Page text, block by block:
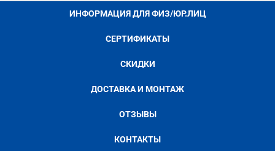
ИНФОРМАЦИЯ ДЛЯ ФИЗ/ЮР.ЛИЦ
СЕРТИФИКАТЫ
СКИДКИ
ДОСТАВКА И МОНТАЖ
ОТЗЫВЫ
КОНТАКТЫ